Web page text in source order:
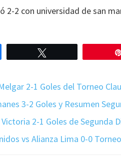
2-2 con universidad de san
2-1 Goles del Torneo
3-2 Goles y Resumen
2-1 Goles de Segunda
vs Alianza Lima 0-0